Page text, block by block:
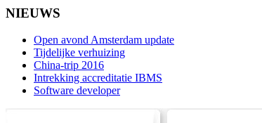
NIEUWS
Open avond Amsterdam update
Tijdelijke verhuizing
China-trip 2016
Intrekking accreditatie IBMS
Software developer